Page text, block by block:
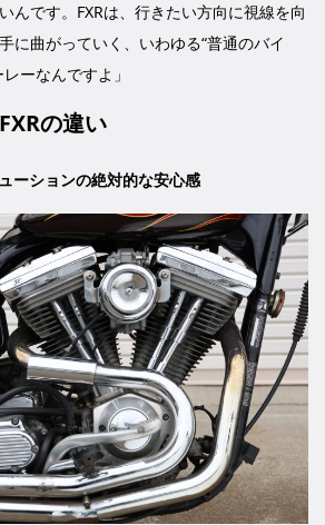
んです。FXRは、行きたい方向に視線を向
に曲がっていく、いわゆる“普通のバイ
ーなんですよ」
の違い
ーションの絶対的な安心感